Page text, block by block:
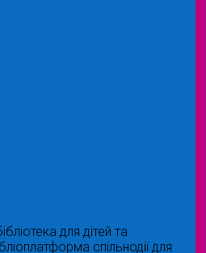
для дітей та
спільнодії для